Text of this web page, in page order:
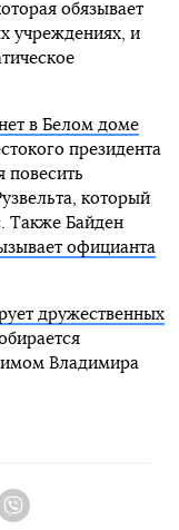
обязывает
учреждениях, и
в Белом доме
президента
повесить
который
Также Байден
официанта
дружественных
Владимира